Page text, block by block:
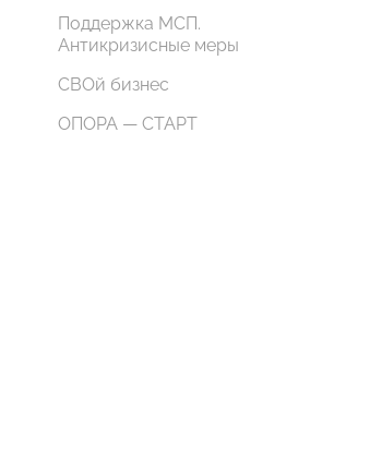
Поддержка МСП.
Антикризисные меры
СВОй бизнес
ОПОРА — СТАРТ